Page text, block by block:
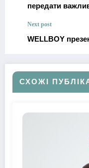
передати
Next post
WELLBOY
СХОЖІ